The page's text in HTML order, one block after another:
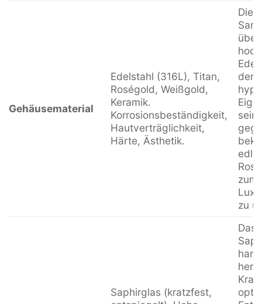
Gehäusematerial
Edelstahl (316L), Titan,
Roségold, Weißgold,
Keramik.
Korrosionsbeständigkeit,
Hautverträglichkeit,
Härte, Ästhetik.
Die
der
zum
zu
Saphirglas (kratzfest,
Das
hart